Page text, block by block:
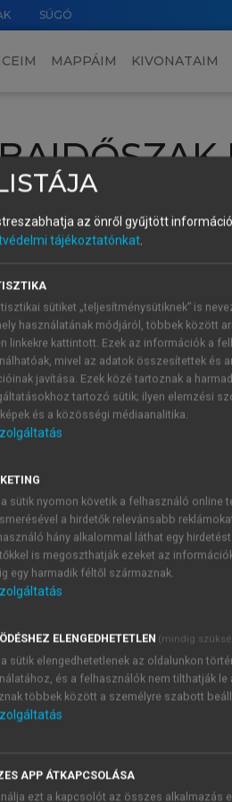
SÚGÓ
MAPPÁIM KIVONATAIM
lépj be a saját fiókoddal,
1 óra díjmentes
regisztráció után a
FIÓKKAL
az önről gyűjtött
tájékoztatónkat.
sütiket „teljesítménysütiknek” is
használatának módjáról, többek között
linkekre kattintott. Ezek az információk a
mivel az adatok összesítettek és
javítása. Ezek közé tartoznak a
tartozó sütik; ilyen elemzési
és a közösségi médiaanalitika.
a sütik nyomon követik a felhasználó online
a hirdetők relevánsabb
hány alkalommal láthat egy
is megoszthatják ezeket az
egy harmadik féltől származnak.
ELENGEDHETETLEN (mindig
a sütik elengedhetetlenek az oldalunkon
és a felhasználók nem tilthatják
többek között a személyre szabott
APP ÁTKAPCSOLÁSA
ezt a kapcsolót az összes alkalmazás